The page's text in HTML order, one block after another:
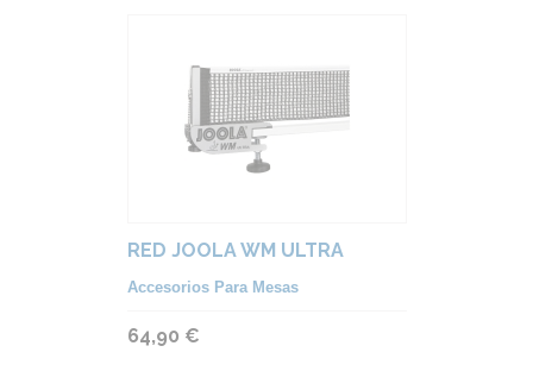
RED JOOLA WM ULTRA
Accesorios Para Mesas
64,90 €